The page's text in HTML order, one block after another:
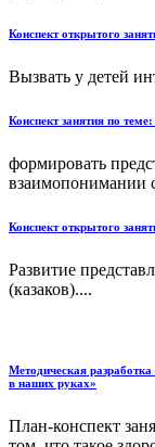
Конспект открытого
Вызвать у детей
Конспект занятия по
формировать
Конспект открытого
Развитие
(казаков)....
Методическая
в наших руках»
План-конспект